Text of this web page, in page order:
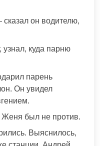
он водителю,
куда парню
парень
Он увидел
был не против.
Выяснилось,